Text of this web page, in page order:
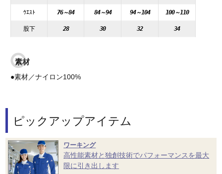
ｳｴｽﾄ 76～84 84～94 94～104 100～110
股下 28 30 32 34
素材
●素材／ナイロン100%
ピックアップアイテム
ワーキング
高性能素材と独創技術でパフォーマンスを最大
限に引き出します